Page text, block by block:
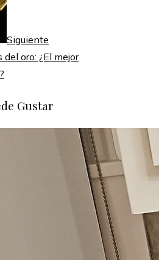
Siguiente
oro: ¿El mejor
Gustar